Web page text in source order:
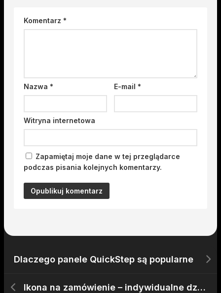
Komentarz *
Nazwa * E-mail*
Witryna internetowa
Zapamiętaj moje dane w tej przeglądarce
podczas pisania kolejnych komentarzy.
Dlaczego panele QuickStep są popularne
Ikona na zamówienie – indywidualne dzieło sakralne